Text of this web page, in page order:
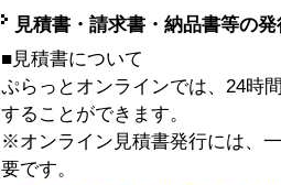
見積書・請求書・納品書等の
■見積書について
ぷらっとオンラインでは、24時
することができます。
※オンライン見積書発行には、
要です。